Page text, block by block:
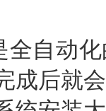
自动
成后就